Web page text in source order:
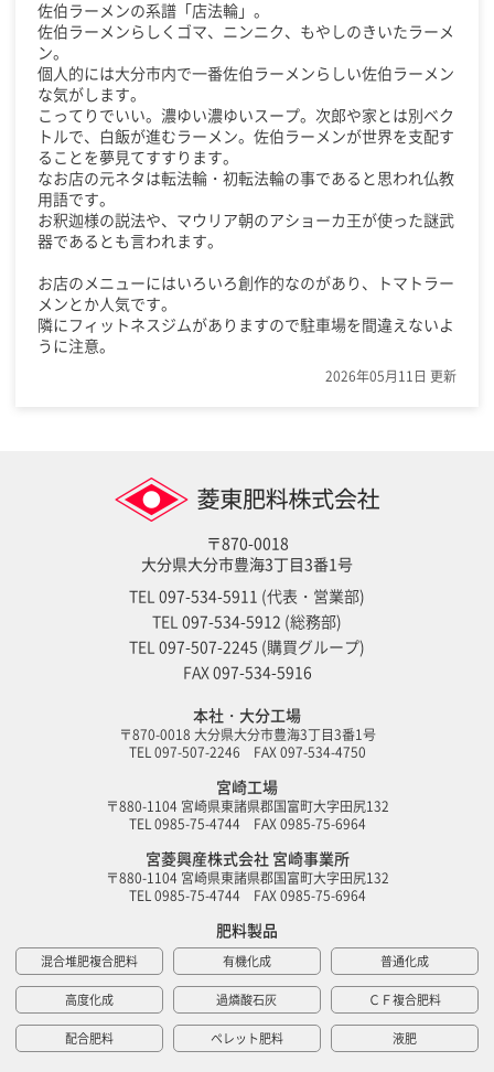
佐伯ラーメンの系譜「店法輪」。
佐伯ラーメンらしくゴマ、ニンニク、もやしのきいたラーメ
ン。
個人的には大分市内で一番佐伯ラーメンらしい佐伯ラーメン
な気がします。
こってりでいい。濃ゆい濃ゆいスープ。次郎や家とは別ベク
トルで、白飯が進むラーメン。佐伯ラーメンが世界を支配す
ることを夢見てすすります。
なお店の元ネタは転法輪・初転法輪の事であると思われ仏教
用語です。
お釈迦様の説法や、マウリア朝のアショーカ王が使った謎武
器であるとも言われます。
お店のメニューにはいろいろ創作的なのがあり、トマトラー
メンとか人気です。
隣にフィットネスジムがありますので駐車場を間違えないよ
うに注意。
2026年05月11日 更新
〒870-0018
大分県大分市豊海3丁目3番1号
TEL 097-534-5911 (代表・営業部)
TEL 097-534-5912 (総務部)
TEL 097-507-2245 (購買グループ)
FAX 097-534-5916
本社・大分工場
〒870-0018 大分県大分市豊海3丁目3番1号
TEL 097-507-2246 FAX 097-534-4750
宮崎工場
〒880-1104 宮崎県東諸県郡国富町大字田尻132
TEL 0985-75-4744 FAX 0985-75-6964
宮菱興産株式会社 宮崎事業所
〒880-1104 宮崎県東諸県郡国富町大字田尻132
TEL 0985-75-4744 FAX 0985-75-6964
肥料製品
混合堆肥複合肥料 有機化成 普通化成
高度化成 過燐酸石灰 ＣＦ複合肥料
配合肥料 ペレット肥料 液肥